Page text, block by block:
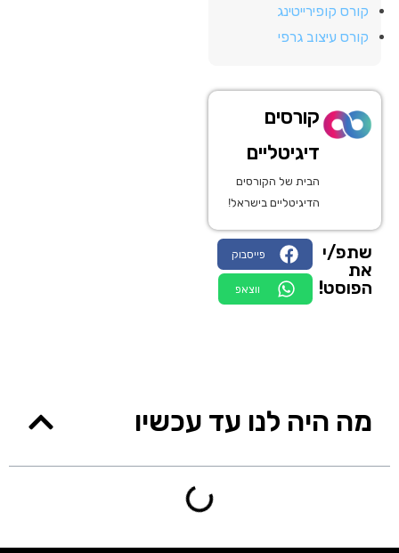
קורס קופירייטינג
קורס עיצוב גרפי
קורסים
דיגיטליים
הבית של הקורסים
הדיגיטליים בישראל!
שתפ/י
את
הפוסט!
פייסבוק
ווצאפ
מה היה לנו עד עכשיו